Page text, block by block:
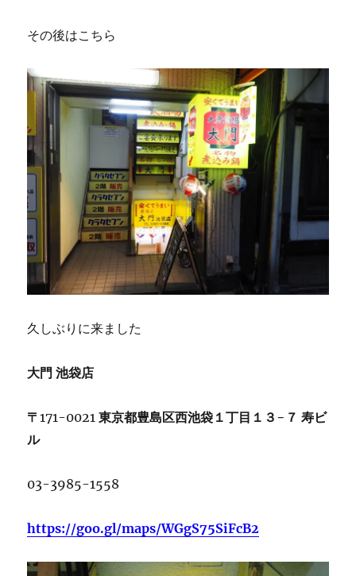
その後はこちら
久しぶりに来ました
大門 池袋店
〒171-0021東京都豊島区西池袋１丁目１３ − ７ 寿ビ
ル
03-3985-1558
https://goo.gl/maps/WGgS75SiFcB2